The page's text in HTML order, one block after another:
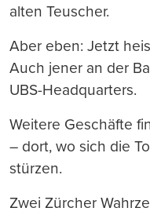
alten Teuscher.
Aber eben: Jetzt
Auch jener an der
UBS-Headquarters.
Weitere Geschäfte
– dort, wo sich die
stürzen.
Zwei Zürcher